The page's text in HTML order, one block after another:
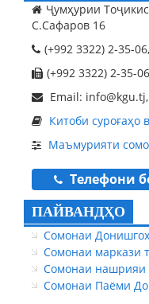
Ҷумҳурии
С.Сафаров 16
(+992 3322) 2-35-
(+992 3322) 2-35-06
Email:
Китоби суроғаҳо
Маъмурияти
Телефони
ПАЙВАНДҲО
Сомонаи
Сомонаи маркази
Сомонаи
Сомонаи Паёми